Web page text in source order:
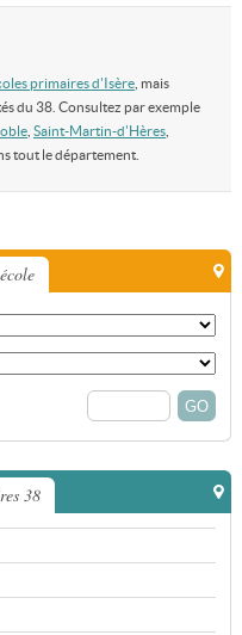
primaires d'Isère, mais
du 38. Consultez par exemple
, Saint-Martin-d'Hères,
tout le département.
38